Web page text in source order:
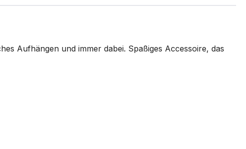
Aufhängen und immer dabei. Spaßiges Accessoire, das